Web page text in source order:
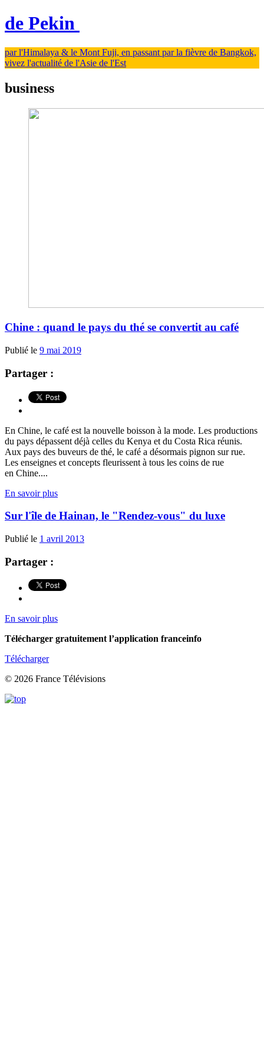
de Pekin
par l'Himalaya & le Mont Fuji, en passant par la fièvre de Bangkok,
vivez l'actualité de l'Asie de l'Est
business
Chine : quand le pays du thé se convertit au café
Publié le 9 mai 2019
Partager :
En Chine, le café est la nouvelle boisson à la mode. Les productions
du pays dépassent déjà celles du Kenya et du Costa Rica réunis.
Aux pays des buveurs de thé, le café a désormais pignon sur rue.
Les enseignes et concepts fleurissent à tous les coins de rue
en Chine....
En savoir plus
Sur l'île de Hainan, le "Rendez-vous" du luxe
Publié le 1 avril 2013
Partager :
En savoir plus
Télécharger gratuitement l’application franceinfo
Télécharger
© 2026 France Télévisions